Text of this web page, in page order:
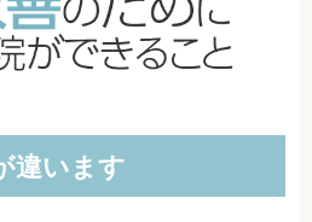
違います